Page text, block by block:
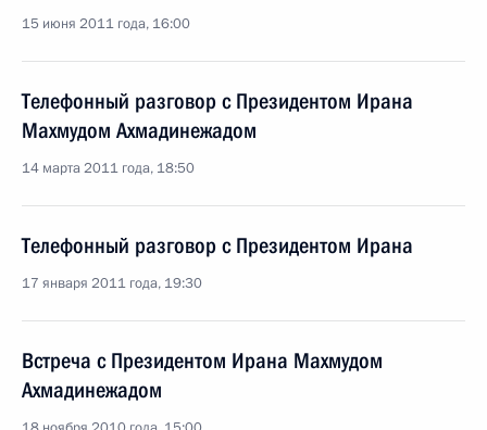
15 июня 2011 года, 16:00
Телефонный разговор с Президентом Ирана
Махмудом Ахмадинежадом
14 марта 2011 года, 18:50
Телефонный разговор с Президентом Ирана
17 января 2011 года, 19:30
Встреча с Президентом Ирана Махмудом
Ахмадинежадом